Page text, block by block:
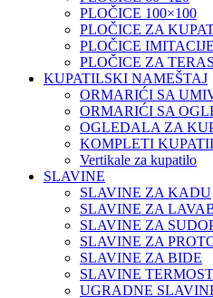
PLOČICE 100×100
PLOČICE ZA
PLOČICE
PLOČICE ZA
KUPATILSKI NAMEŠTAJ
ORMARIĆI SA
ORMARIĆI SA
OGLEDALA ZA
KOMPLETI
Vertikale za kupatilo
SLAVINE
SLAVINE ZA KADU
SLAVINE ZA
SLAVINE ZA
SLAVINE ZA
SLAVINE ZA BIDE
SLAVINE
UGRADNE